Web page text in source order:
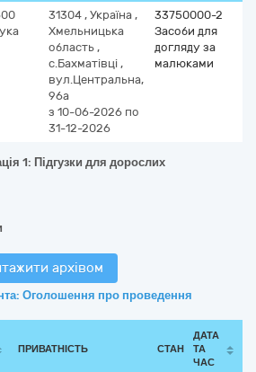
31304 , Україна ,
Хмельницька
область ,
с.Бахматівці ,
вул.Центральна,
96а
з 10-06-2026 по
31-12-2026
33750000-2
Засоби для
догляду за
малюками
1: Підгузки для дорослих
архівом
Оголошення про проведення
ПРИВАТНІСТЬ СТАН
ДАТА
ТА
ЧАС